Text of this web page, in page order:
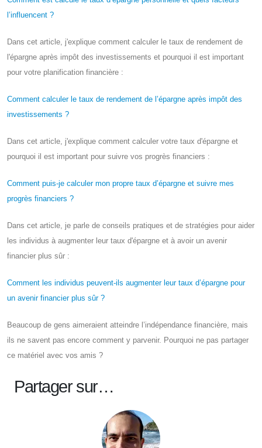
l’influencent ?
Dans cet article, j'explique comment calculer le taux de rendement de
l'épargne après impôt des investissements et pourquoi il est important
pour votre planification financière :
Comment calculer le taux de rendement de l’épargne après impôt des
investissements ?
Dans cet article, j'explique comment calculer votre taux d'épargne et
pourquoi il est important pour suivre vos progrès financiers :
Comment puis-je calculer mon propre taux d’épargne et suivre mes
progrès financiers ?
Dans cet article, je parle de conseils pratiques et de stratégies pour aider
les individus à augmenter leur taux d'épargne et à avoir un avenir
financier plus sûr :
Comment les individus peuvent-ils augmenter leur taux d’épargne pour
un avenir financier plus sûr ?
Beaucoup de gens aimeraient atteindre l’indépendance financière, mais
ils ne savent pas encore comment y parvenir. Pourquoi ne pas partager
ce matériel avec vos amis ?
Partager sur…